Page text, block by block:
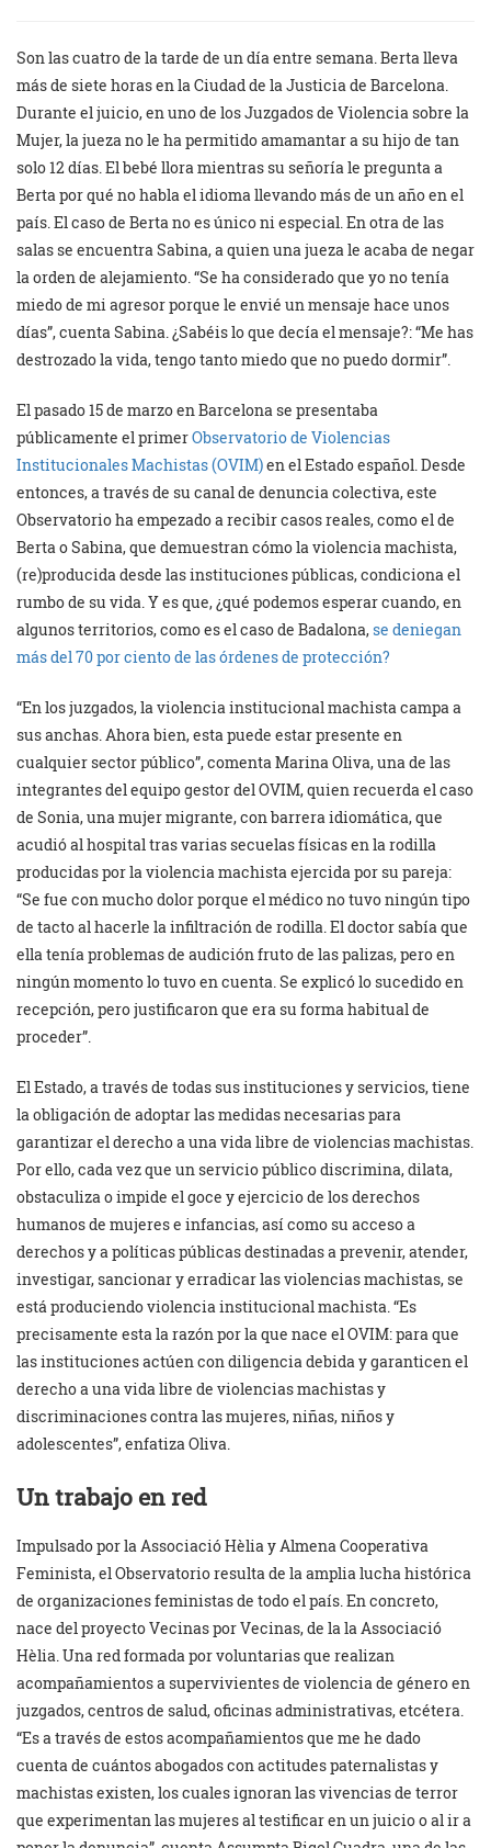
Son las cuatro de la tarde de un día entre semana. Berta lleva
más de siete horas en la Ciudad de la Justicia de Barcelona.
Durante el juicio, en uno de los Juzgados de Violencia sobre la
Mujer, la jueza no le ha permitido amamantar a su hijo de tan
solo 12 días. El bebé llora mientras su señoría le pregunta a
Berta por qué no habla el idioma llevando más de un año en el
país. El caso de Berta no es único ni especial. En otra de las
salas se encuentra Sabina, a quien una jueza le acaba de negar
la orden de alejamiento. “Se ha considerado que yo no tenía
miedo de mi agresor porque le envié un mensaje hace unos
días”, cuenta Sabina. ¿Sabéis lo que decía el mensaje?: “Me has
destrozado la vida, tengo tanto miedo que no puedo dormir”.
El pasado 15 de marzo en Barcelona se presentaba
públicamente el primerObservatorio de Violencias
Institucionales Machistas (OVIM)en el Estado español. Desde
entonces, a través de su canal de denuncia colectiva, este
Observatorio ha empezado a recibir casos reales, como el de
Berta o Sabina, que demuestran cómo la violencia machista,
(re)producida desde las instituciones públicas, condiciona el
rumbo de su vida. Y es que, ¿qué podemos esperar cuando, en
algunos territorios, como es el caso de Badalona,se deniegan
más del 70 por ciento de las órdenes de protección?
“En los juzgados, la violencia institucional machista campa a
sus anchas. Ahora bien, esta puede estar presente en
cualquier sector público”, comenta Marina Oliva, una de las
integrantes del equipo gestor del OVIM, quien recuerda el caso
de Sonia, una mujer migrante, con barrera idiomática, que
acudió al hospital tras varias secuelas físicas en la rodilla
producidas por la violencia machista ejercida por su pareja:
“Se fue con mucho dolor porque el médico no tuvo ningún tipo
de tacto al hacerle la infiltración de rodilla. El doctor sabía que
ella tenía problemas de audición fruto de las palizas, pero en
ningún momento lo tuvo en cuenta. Se explicó lo sucedido en
recepción, pero justificaron que era su forma habitual de
proceder”.
El Estado, a través de todas sus instituciones y servicios, tiene
la obligación de adoptar las medidas necesarias para
garantizar el derecho a una vida libre de violencias machistas.
Por ello, cada vez que un servicio público discrimina, dilata,
obstaculiza o impide el goce y ejercicio de los derechos
humanos de mujeres e infancias, así como su acceso a
derechos y a políticas públicas destinadas a prevenir, atender,
investigar, sancionar y erradicar las violencias machistas, se
está produciendo violencia institucional machista. “Es
precisamente esta la razón por la que nace el OVIM: para que
las instituciones actúen con diligencia debida y garanticen el
derecho a una vida libre de violencias machistas y
discriminaciones contra las mujeres, niñas, niños y
adolescentes”, enfatiza Oliva.
Un trabajo en red
Impulsado por la Associació Hèlia y Almena Cooperativa
Feminista, el Observatorio resulta de la amplia lucha histórica
de organizaciones feministas de todo el país. En concreto,
nace del proyecto Vecinas por Vecinas, de la la Associació
Hèlia. Una red formada por voluntarias que realizan
acompañamientos a supervivientes de violencia de género en
juzgados, centros de salud, oficinas administrativas, etcétera.
“Es a través de estos acompañamientos que me he dado
cuenta de cuántos abogados con actitudes paternalistas y
machistas existen, los cuales ignoran las vivencias de terror
que experimentan las mujeres al testificar en un juicio o al ir a